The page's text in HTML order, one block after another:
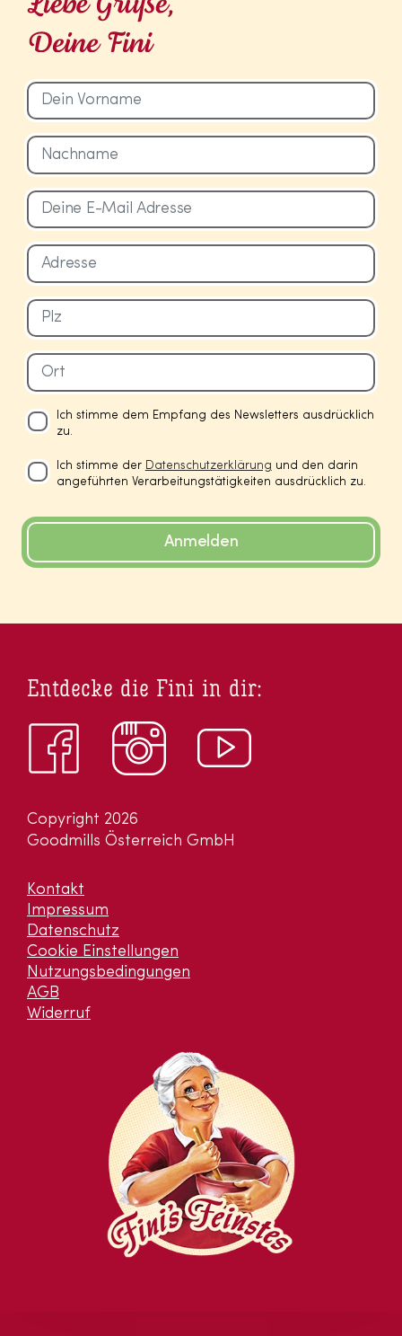
Ich stimme dem Empfang des Newsletters ausdrücklich
zu.
Ich stimme der Datenschutzerklärung und den darin
angeführten Verarbeitungstätigkeiten ausdrücklich zu.
Anmelden
Copyright 2026
Goodmills Österreich GmbH
Kontakt
Impressum
Datenschutz
Cookie Einstellungen
Nutzungsbedingungen
AGB
Widerruf
Entdecke die Fini in dir: